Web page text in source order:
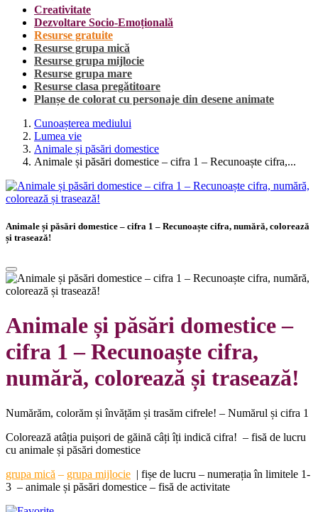
Creativitate
Dezvoltare Socio-Emoțională
Resurse gratuite
Resurse grupa mică
Resurse grupa mijlocie
Resurse grupa mare
Resurse clasa pregătitoare
Planșe de colorat cu personaje din desene animate
Cunoașterea mediului
Lumea vie
Animale și păsări domestice
Animale și păsări domestice – cifra 1 – Recunoaște cifra,...
Animale și păsări domestice – cifra 1 – Recunoaște cifra, numără, colorează
și trasează!
Animale și păsări domestice –
cifra 1 – Recunoaște cifra,
numără, colorează și trasează!
Numărăm, colorăm și învățăm și trasăm cifrele! – Numărul și cifra 1
Colorează atâția puișori de găină câți îți indică cifra! – fisă de lucru
cu animale și păsări domestice
grupa mică – grupa mijlocie | fișe de lucru – numerația în limitele 1-
3 – animale și păsări domestice – fisă de activitate